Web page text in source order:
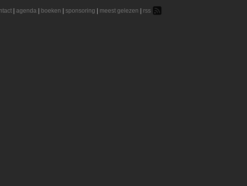
agenda boeken sponsoring meest gelezen rss